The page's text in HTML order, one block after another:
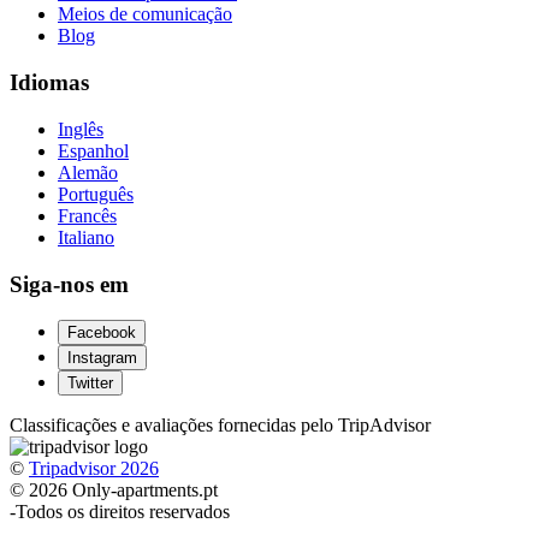
Meios de comunicação
Blog
Idiomas
Inglês
Espanhol
Alemão
Português
Francês
Italiano
Siga-nos em
Facebook
Instagram
Twitter
Classificações e avaliações fornecidas pelo TripAdvisor
© Tripadvisor 2026
© 2026 Only-apartments.pt
-Todos os direitos reservados